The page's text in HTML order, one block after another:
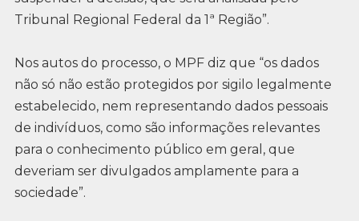
Tribunal Regional Federal da 1ª Região”.
Nos autos do processo, o MPF diz que “os dados
não só não estão protegidos por sigilo legalmente
estabelecido, nem representando dados pessoais
de indivíduos, como são informações relevantes
para o conhecimento público em geral, que
deveriam ser divulgados amplamente para a
sociedade”.